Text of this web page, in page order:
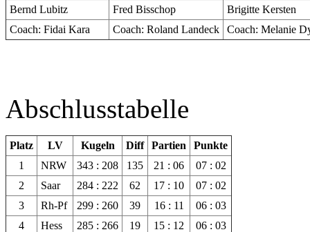
Bernd Lubitz
Fred Bisschop
Brigitte Kersten
Coach: Fidai Kara
Coach: Roland Landeck Coach: Melanie
Abschlusstabelle
Platz LV Kugeln Diff Partien
Punkte
1
NRW 343 : 208 135 21 : 06
07 : 02
2
Saar 284 : 222 62 17 : 10
07 : 02
3
Rh-Pf 299 : 260 39 16 : 11
06 : 03
4
Hess 285 : 266 19 15 : 12 06 : 03